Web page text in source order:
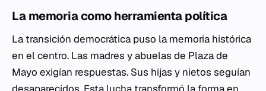
La memoria como herramienta política
La transición democrática puso la memoria histórica
en el centro. Las madres y abuelas de Plaza de
Mayo exigían respuestas. Sus hijas y nietos seguían